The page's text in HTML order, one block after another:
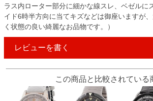
ラス内ローター部分に細かな線スレ、ベゼルに
イド6時半方向に当てキズなどは御座いますが
く状態の良い綺麗なお品物です。）
レビューを書く
この商品と比較されている